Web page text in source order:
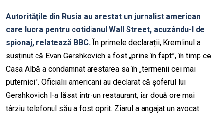
Autoritățile din Rusia au arestat un jurnalist american
care lucra pentru cotidianul Wall Street, acuzându-l de
spionaj, relatează BBC. În primele declarații, Kremlinul a
susținut că Evan Gershkovich a fost „prins în fapt”, în timp ce
Casa Albă a condamnat arestarea sa în „termenii cei mai
puternici”. Oficialii americani au declarat că șoferul lui
Gershkovich l-a lăsat într-un restaurant, iar două ore mai
târziu telefonul său a fost oprit. Ziarul a angajat un avocat